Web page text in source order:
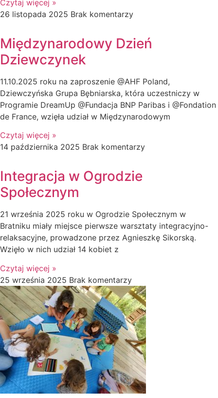
Czytaj więcej »
26 listopada 2025 Brak komentarzy
Międzynarodowy Dzień
Dziewczynek
11.10.2025 roku na zaproszenie @AHF Poland,
Dziewczyńska Grupa Bębniarska, która uczestniczy w
Programie DreamUp @Fundacja BNP Paribas i @Fondation
de France, wzięła udział w Międzynarodowym
Czytaj więcej »
14 października 2025 Brak komentarzy
Integracja w Ogrodzie
Społecznym
21 września 2025 roku w Ogrodzie Społecznym w
Bratniku miały miejsce pierwsze warsztaty integracyjno-
relaksacyjne, prowadzone przez Agnieszkę Sikorską.
Wzięło w nich udział 14 kobiet z
Czytaj więcej »
25 września 2025 Brak komentarzy